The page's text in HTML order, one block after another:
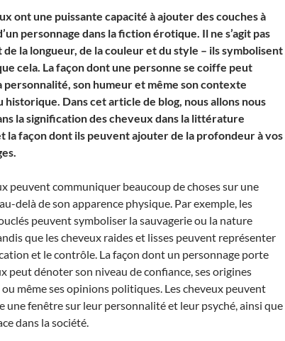
ont une puissante capacité à ajouter des couches à
personnage dans la fiction érotique. Il ne s’agit pas
de la longueur, de la couleur et du style – ils symbolisent
cela. La façon dont une personne se coiffe peut
son humeur et même son contexte
historique. Dans cet article de blog, nous allons nous
la signification des cheveux dans la littérature
la façon dont ils peuvent ajouter de la profondeur à vos
peuvent communiquer beaucoup de choses sur une
delà de son apparence physique. Par exemple, les
peuvent symboliser la sauvagerie ou la nature
que les cheveux raides et lisses peuvent représenter
et le contrôle. La façon dont un personnage porte
peut dénoter son niveau de confiance, ses origines
même ses opinions politiques. Les cheveux peuvent
une fenêtre sur leur personnalité et leur psyché, ainsi que
dans la société.